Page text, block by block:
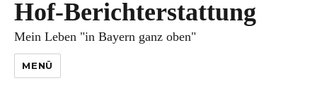
Hof-Berichterstattung
Mein Leben "in Bayern ganz oben"
MENÜ